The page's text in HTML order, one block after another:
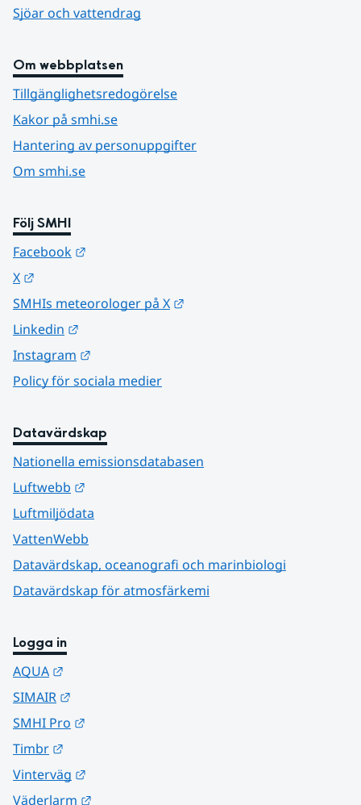
Sjöar och vattendrag
Om webbplatsen
Tillgänglighetsredogörelse
Kakor på smhi.se
Hantering av personuppgifter
Om smhi.se
Följ SMHI
Facebook
X
SMHIs meteorologer på X
Linkedin
Instagram
Policy för sociala medier
Datavärdskap
Nationella emissionsdatabasen
Luftwebb
Luftmiljödata
VattenWebb
Datavärdskap, oceanografi och marinbiologi
Datavärdskap för atmosfärkemi
Logga in
AQUA
SIMAIR
SMHI Pro
Timbr
Vinterväg
Väderlarm